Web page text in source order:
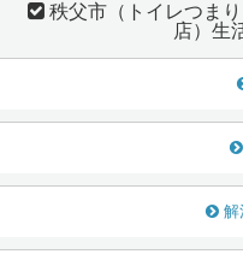
秩父市（トイレつま
店）生
解